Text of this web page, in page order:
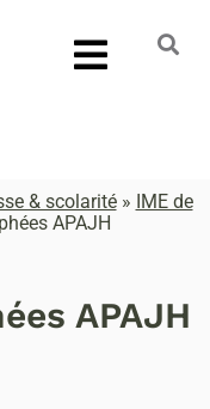
& scolarité» IME de
APAJH
APAJH